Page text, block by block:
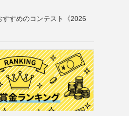
すすめのコンテスト《2026